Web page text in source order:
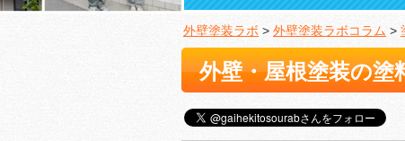
外壁塗装ラボ > 外壁塗装ラボコラム >
外壁・屋根塗装の